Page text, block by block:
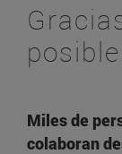
posible
Miles de
colaboran